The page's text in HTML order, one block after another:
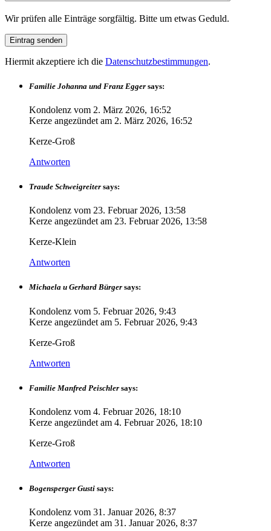
Wir prüfen alle Einträge sorgfältig. Bitte um etwas Geduld.
Hiermit akzeptiere ich die Datenschutzbestimmungen.
Familie Johanna und Franz Egger says:
Kondolenz vom 2. März 2026, 16:52
Kerze angezündet am 2. März 2026, 16:52
Kerze-Groß
Antworten
Traude Schweigreiter says:
Kondolenz vom 23. Februar 2026, 13:58
Kerze angezündet am 23. Februar 2026, 13:58
Kerze-Klein
Antworten
Michaela u Gerhard Bürger says:
Kondolenz vom 5. Februar 2026, 9:43
Kerze angezündet am 5. Februar 2026, 9:43
Kerze-Groß
Antworten
Familie Manfred Peischler says:
Kondolenz vom 4. Februar 2026, 18:10
Kerze angezündet am 4. Februar 2026, 18:10
Kerze-Groß
Antworten
Bogensperger Gusti says:
Kondolenz vom 31. Januar 2026, 8:37
Kerze angezündet am 31. Januar 2026, 8:37